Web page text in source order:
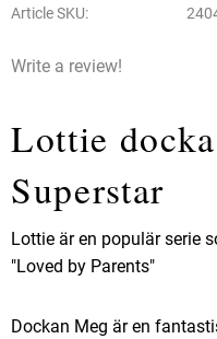
Article SKU
Write a review!
Lottie
Superstar
Lottie är en populär serie
"Loved by Parents"
Dockan Meg är en